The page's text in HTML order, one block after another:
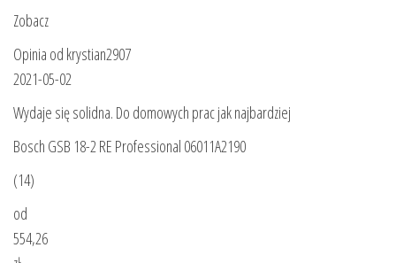
Zobacz
Opinia od krystian2907
2021-05-02
Wydaje się solidna. Do domowych prac jak najbardziej
Bosch GSB 18-2 RE Professional 06011A2190
(14)
od
554,26